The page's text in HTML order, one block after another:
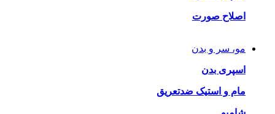
اصلاح صورت
مو، سر و بدن
اسپری بدن
مام و استیک ضدتعریق